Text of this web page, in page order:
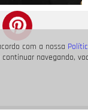
com a nossa
navegando,